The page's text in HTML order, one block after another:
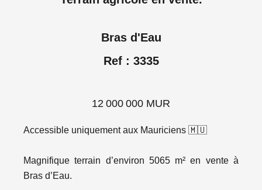
Bras d'Eau
Ref : 3335
12 000 000 MUR
Accessible uniquement aux Mauriciens 🇲🇺
Magnifique terrain d’environ 5065 m² en vente à
Bras d’Eau.